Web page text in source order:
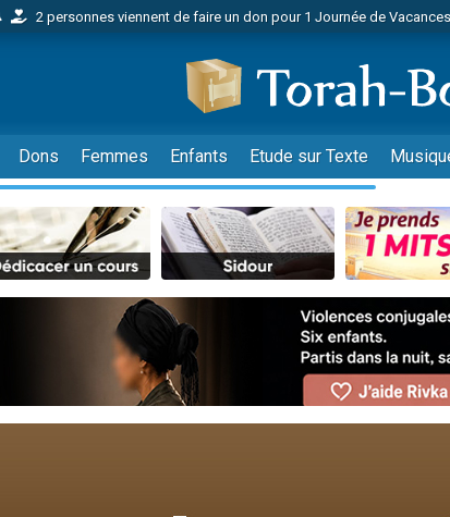
2 personnes viennent de faire un don pour 1 Journée de
4 personnes viennent de nous rejoindre sur WhatsApp
Il reste 49 places pour étudier en groupe sur Zoom
23 personnes viennent de faire un don pour Diane, 80 ans, dans
Eva vient de donner son Maasser
4 personnes viennent de nous rejoindre sur WhatsApp
3 personnes viennent de nous rejoindre sur WhatsApp
3 personnes viennent de faire un don pour 5 jours de vacances
Odaya vient de donner son Maasser
2 personnes viennent de nous rejoindre sur WhatsApp
13 personnes viennent de demander une bénédiction
12 nouvelles musiques dans Torah-Box Music
Dons Femmes Enfants Etude sur Texte